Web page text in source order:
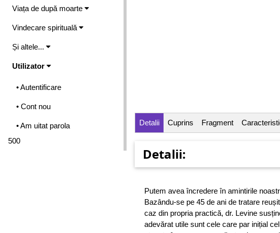
Viața de după moarte
Vindecare spirituală
Și altele...
Utilizator
• Autentificare
• Cont nou
• Am uitat parola
500
Detalii Cuprins Fragment
Detalii:
Putem avea încredere în amintirile
Bazându-se pe 45 de ani de tratare
caz din propria practică, dr. Levine
adevărat utile sunt cele care par inițial